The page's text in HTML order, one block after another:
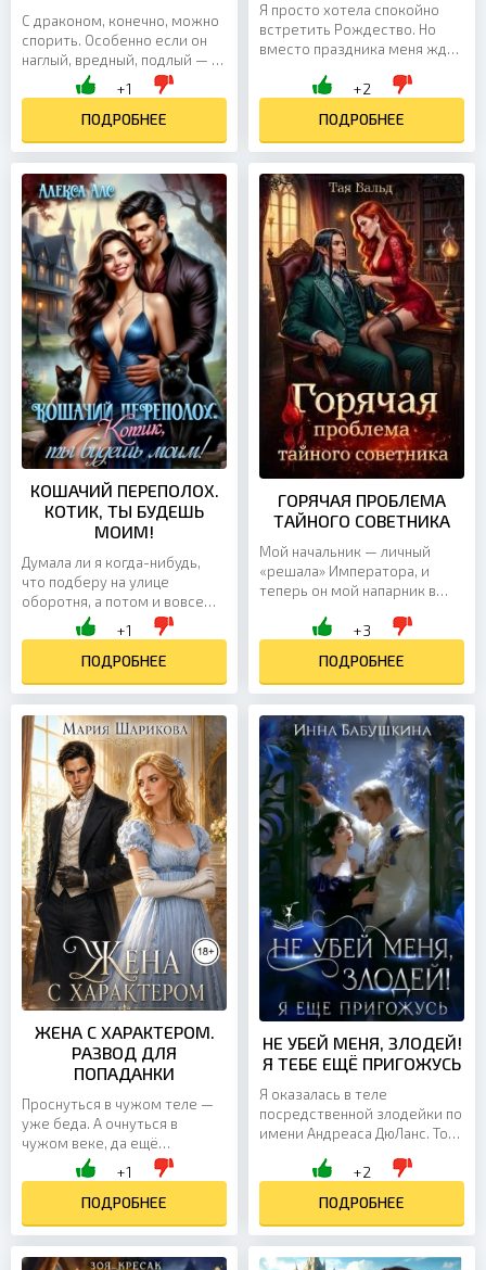
С драконом, конечно, можно
спорить. Особенно если он
наглый, вредный, подлый — и
к тому же остался калекой
после действия странного
заклинания. Но...
+1
ПОДРОБНЕЕ
Я просто хотела спокойно
встретить Рождество. Но
вместо праздника меня ждут
дракон, который уверяет, что
+2
ПОДРОБНЕЕ
КОШАЧИЙ ПЕРЕПОЛОХ.
КОТИК, ТЫ БУДЕШЬ
МОИМ!
Думала ли я когда-нибудь,
что подберу на улице
оборотня, а потом и вовсе
попаду в другой мир — и там
стану служанкой? Вряд ли. Но
и здесь я не...
+1
ПОДРОБНЕЕ
ГОРЯЧАЯ ПРОБЛЕМА
ТАЙНОГО СОВЕТНИКА
Мой начальник — личный
«решала» Императора, и
теперь он мой напарник в
нам предстоит изображать
+3
ПОДРОБНЕЕ
ЖЕНА С ХАРАКТЕРОМ.
РАЗВОД ДЛЯ
ПОПАДАНКИ
Проснуться в чужом теле —
уже беда. А очнуться в
чужом веке, да ещё
брошенной женой
надменного герцога,
которого ты никогда не
видела, — и вовсе...
+1
ПОДРОБНЕЕ
НЕ УБЕЙ МЕНЯ, ЗЛОДЕЙ!
Я ТЕБЕ ЕЩЁ ПРИГОЖУСЬ
Я оказалась в теле
посредственной злодейки по
имени Андреаса ДюЛанс. Той
уготована незавидная участь:
+2
ПОДРОБНЕЕ